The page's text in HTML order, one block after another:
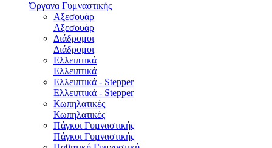
Όργανα Γυμναστικής
Αξεσουάρ
Αξεσουάρ
Διάδρομοι
Διάδρομοι
Ελλειπτικά
Ελλειπτικά
Ελλειπτικά - Stepper
Ελλειπτικά - Stepper
Κωπηλατικές
Κωπηλατικές
Πάγκοι Γυμναστικής
Πάγκοι Γυμναστικής